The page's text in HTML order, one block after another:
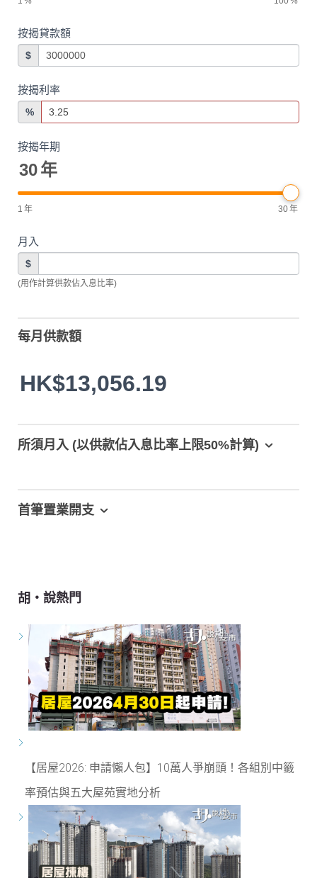
按揭貸款額
$
按揭利率
%
按揭年期
30年
1 年 30年
月入
$
(用作計算供款佔入息比率)
每月供款額
HK$13,056.19
所須月入 (以供款佔入息比率上限50%計算)
首筆置業開支
胡‧說熱門
【居屋2026: 申請懶人包】10萬人爭崩頭！各組別中籤
率預估與五大屋苑實地分析